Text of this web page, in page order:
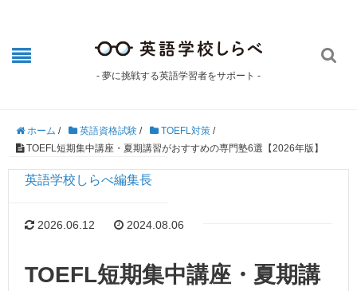
- 夢に挑戦する英語学習者をサポート -

ホーム / 英語資格試験 / TOEFL対策 /
TOEFL短期集中講座・夏期講習がおすすめの専門塾6選【2026年版】
英語学校しらべ編集長
2026.06.12 2024.08.06
TOEFL短期集中講座・夏期講